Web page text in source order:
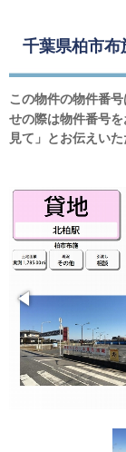
千葉県柏市布
この物件の物件番
せの際は物件番号
見て」とお伝えい